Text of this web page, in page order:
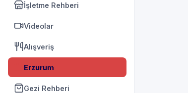
İşletme Rehberi
Videolar
Alışveriş
Erzurum
Gezi Rehberi